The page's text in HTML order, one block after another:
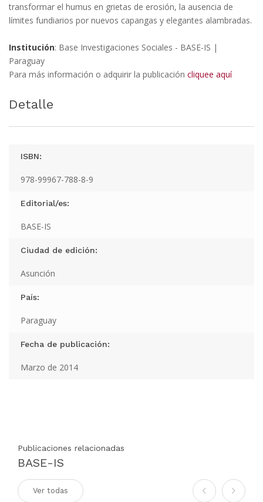
transformar el humus en grietas de erosión, la ausencia de
límites fundiarios por nuevos capangas y elegantes alambradas.
Institución: Base Investigaciones Sociales - BASE-IS |
Paraguay
Para más información o adquirir la publicación cliquee aquí
Detalle
ISBN:
978-99967-788-8-9
Editorial/es:
BASE-IS
Ciudad de edición:
Asunción
País:
Paraguay
Fecha de publicación:
Marzo de 2014
Publicaciones relacionadas
BASE-IS
Ver todas